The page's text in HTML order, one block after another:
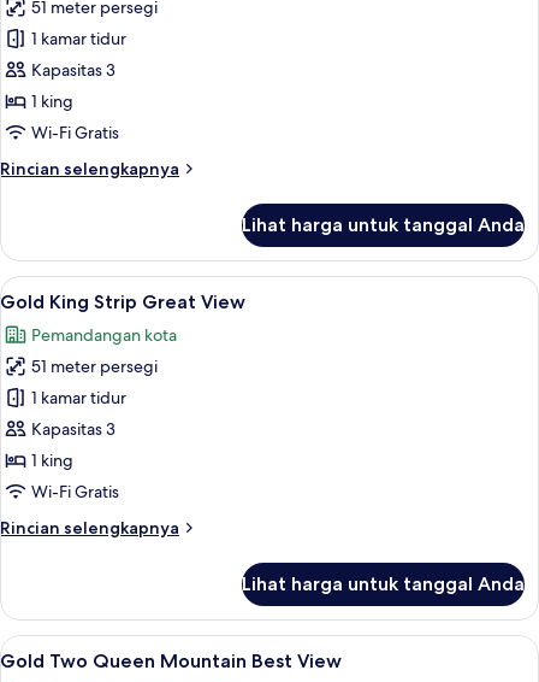
untuk
Gold
King
Strip
Best
51 meter persegi
1 kamar tidur
Kapasitas 3
1 king
Wi-Fi Gratis
Rincian selengkapnya
Rincian
Gold
King
Strip
View
Lihat harga untuk tanggal Anda
Lihat
semua
foto
untuk
Gold
King
Strip
Great
Seprai katun Mesir, seprai premium,
5
Gold King Strip Great View
Pemandangan kota
51 meter persegi
1 kamar tidur
Kapasitas 3
1 king
Wi-Fi Gratis
Rincian selengkapnya
Rincian
Gold
King
Strip
Lihat harga untuk tanggal Anda
Lihat
semua
Seprai katun Mesir, seprai premium,
4
Gold Two Queen Mountain Best View